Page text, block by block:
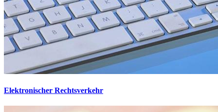
Elektronischer Rechtsverkehr